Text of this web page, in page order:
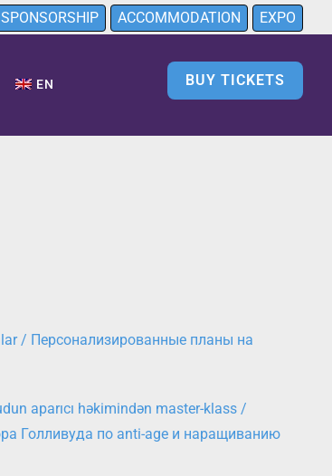
EXPO
ACCOMMODATION
SPONSORSHIP
EN BUY TICKETS
/ Персонализированные планы на
aparıcı həkimindən master-klass /
Голливуда по anti-age и наращиванию